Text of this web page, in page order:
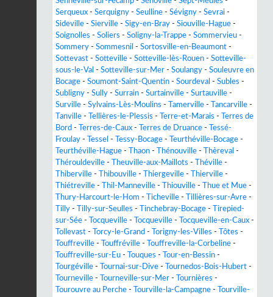
Serqueux - Serquigny - Seulline - Sévigny - Sevrai -
Sideville - Sierville - Sigy-en-Bray - Siouville-Hague -
Soignolles - Soliers - Soligny-la-Trappe - Sommervieu -
Sommery - Sommesnil - Sortosville-en-Beaumont -
Sottevast - Sotteville - Sotteville-lès-Rouen - Sotteville-
sous-le-Val - Sotteville-sur-Mer - Soulangy - Souleuvre en
Bocage - Soumont-Saint-Quentin - Sourdeval - Subles -
Subligny - Sully - Surrain - Surtainville - Surtauville -
Surville - Sylvains-Lès-Moulins - Tamerville - Tancarville -
Tanville - Tellières-le-Plessis - Terre-et-Marais -
Terres de
Bord - Terres-de-Caux - Terres de Druance -
Tessé-
Froulay - Tessel - Tessy-Bocage - Teurthéville-Bocage -
Teurthéville-Hague - Thaon - Thénouville - Thèreval -
Thérouldeville - Theuville-aux-Maillots - Théville -
Thiberville - Thibouville - Thiergeville - Thierville -
Thiétreville - Thil-Manneville - Thiouville - Thue et Mue -
Thury-Harcourt-le-Hom - Ticheville - Tillières-sur-Avre -
Tilly - Tilly-sur-Seulles - Tinchebray-Bocage -
Tirepied-
sur-Sée - Tocqueville - Tocqueville - Tocqueville-en-Caux -
Tollevast - Torcy-le-Grand - Torigny-les-Villes - Tôtes -
Touffreville - Touffréville - Touffreville-la-Corbeline -
Touffreville-sur-Eu - Touques - Tour-en-Bessin -
Tourgéville - Tournai-sur-Dive - Tournedos-Bois-Hubert -
Tourneville - Tourneville-sur-Mer - Tournières -
Tourouvre au Perche - Tourville-la-Campagne -
Tourville-